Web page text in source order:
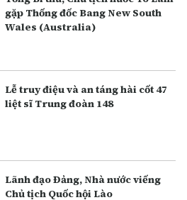
gặp Thống đốc Bang New South
Wales (Australia)
Lễ truy điệu và an táng hài cốt 47
liệt sĩ Trung đoàn 148
Lãnh đạo Đảng, Nhà nước viếng
Chủ tịch Quốc hội Lào